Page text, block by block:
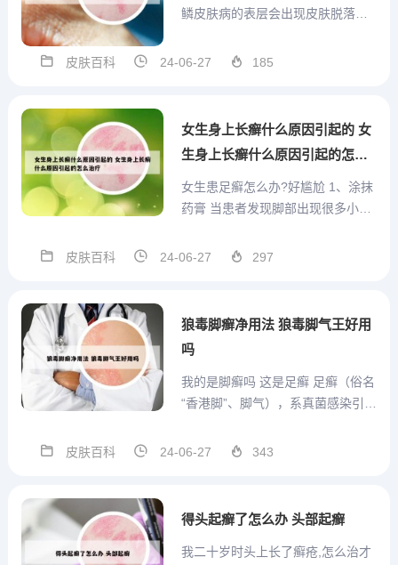
鳞皮肤病的表层会出现皮肤脱落的
造成，那么平时可以通过使用一些
溶液，这样可以杀菌消毒，还能够
皮肤百科 24-06-27 185
女生身上长癣什么原因引起的 女
生身上长癣什么原因引起的怎么
治疗
女生患足癣怎么办?好尴尬 1、涂抹
药膏 当患者发现脚部出现很多小水
体，而且感觉到瘙痒后，就说明脚
染的药膏，在涂抹药膏的时候，要
皮肤百科 24-06-27 297
狼毒脚癣净用法 狼毒脚气王好用
吗
我的是脚癣吗 这是足癣 足癣（俗名
“香港脚”、脚气），系真菌感染引
单脚）发生，数周或数月后才感染
出现，为深在性小水疱，可逐渐融
皮肤百科 24-06-27 343
得头起癣了怎么办 头部起癣
我二十岁时头上长了癣疮,怎么治才